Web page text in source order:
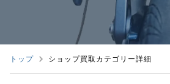
トップ ショップ買取カテゴリー詳細